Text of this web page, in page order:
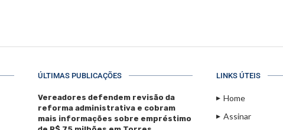
ÚLTIMAS PUBLICAÇÕES
Vereadores defendem revisão da
reforma administrativa e cobram
mais informações sobre empréstimo
LINKS ÚTEIS
Home
Assinar